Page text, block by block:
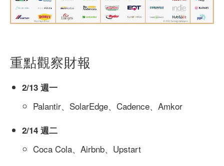
重點觀察財報
2/13 週一
Palantir、SolarEdge、Cadence、Amkor
2/14 週二
Coca Cola、Airbnb、Upstart